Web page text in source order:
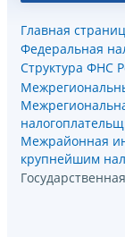
Главная
Федеральная
Структура ФНС
Межрайонная
крупнейшим